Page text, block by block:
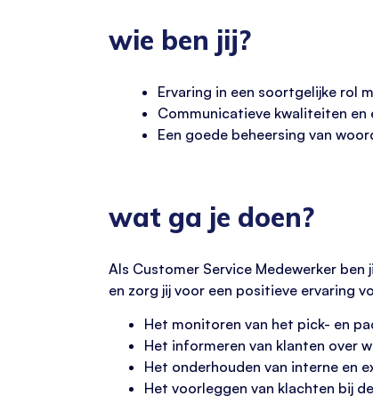
wie ben jij?
Ervaring in een soortgelijke rol
Communicatieve kwaliteiten
Een goede beheersing van
wat ga je doen?
Als Customer Service Medewerker ben
en zorg jij voor een positieve ervaring
Het monitoren van het pick- en
Het informeren van klanten over
Het onderhouden van interne en
Het voorleggen van klachten bij